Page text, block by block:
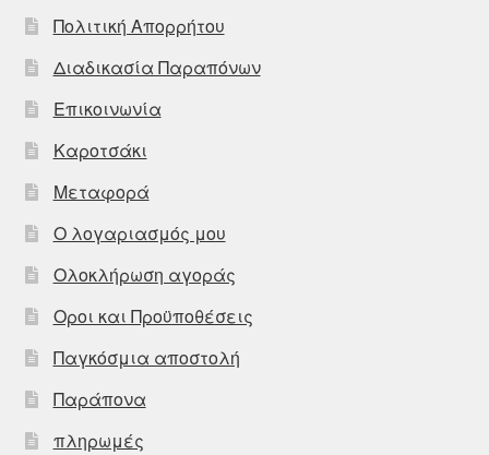
Πολιτική Απορρήτου
Διαδικασία Παραπόνων
Επικοινωνία
Καροτσάκι
Μεταφορά
Ο λογαριασμός μου
Ολοκλήρωση αγοράς
Οροι και Προϋποθέσεις
Παγκόσμια αποστολή
Παράπονα
πληρωμές